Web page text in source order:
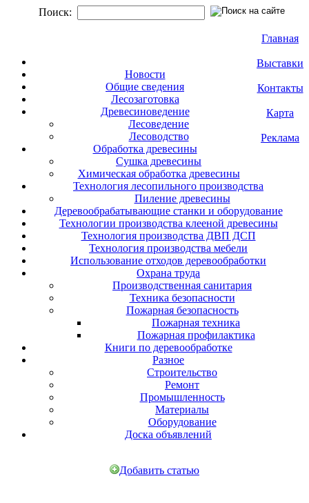
Поиск:
Главная
Выставки
Контакты
Карта
Реклама
Новости
Общие сведения
Лесозаготовка
Древесиноведение
Лесоведение
Лесоводство
Обработка древесины
Сушка древесины
Химическая обработка древесины
Технология лесопильного производства
Пиление древесины
Деревообрабатывающие станки и оборудование
Технологии производства клееной древесины
Технология производства ДВП ДСП
Технология производства мебели
Использование отходов деревообработки
Охрана труда
Производственная санитария
Техника безопасности
Пожарная безопасность
Пожарная техника
Пожарная профилактика
Книги по деревообработке
Разное
Строительство
Ремонт
Промышленность
Материалы
Оборудование
Доска объявлений
Добавить статью